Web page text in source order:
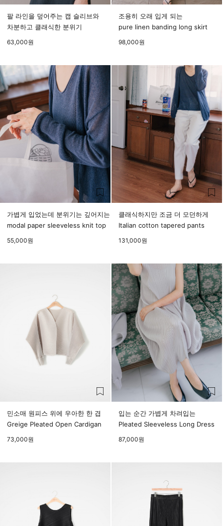
팔 라인을 덮어주는 캡 슬리브와
차분하고 클래식한 분위기
63,000원
조용히 오래 입게 되는
pure linen banding long skirt
98,000원
가볍게 입었는데 분위기는 깊어지는
modal paper sleeveless knit top
55,000원
클래식하지만 조금 더 모던하게
Italian cotton tapered pants
131,000원
민소매 원피스 위에 우아한 한 겹
Greige Pleated Open Cardigan
73,000원
입는 순간 가볍게 차려입는
Pleated Sleeveless Long Dress
87,000원